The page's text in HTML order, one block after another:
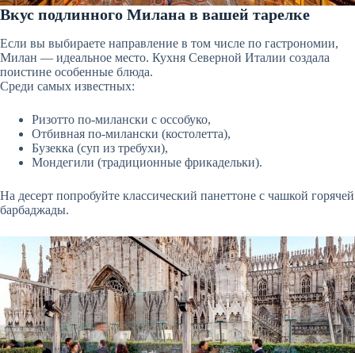
Вкус подлинного Милана в вашей тарелке
Если вы выбираете направление в том числе по гастрономии,
Милан — идеальное место. Кухня Северной Италии создала
поистине особенные блюда.
Среди самых известных:
Ризотто по-милански с оссобуко,
Отбивная по-милански (костолетта),
Бузекка (суп из требухи),
Мондегили (традиционные фрикадельки).
На десерт попробуйте классический панеттоне с чашкой горячей
барбаджады.